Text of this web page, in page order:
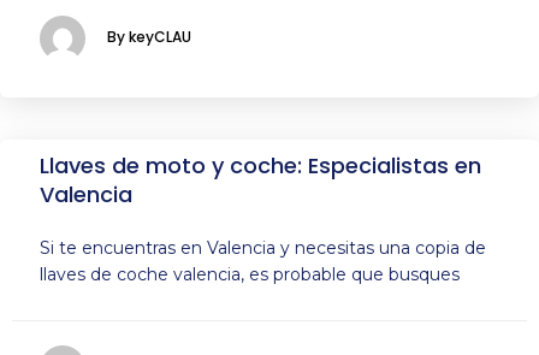
By keyCLAU
Llaves de moto y coche: Especialistas en
Valencia
Si te encuentras en Valencia y necesitas una copia de
llaves de coche valencia, es probable que busques